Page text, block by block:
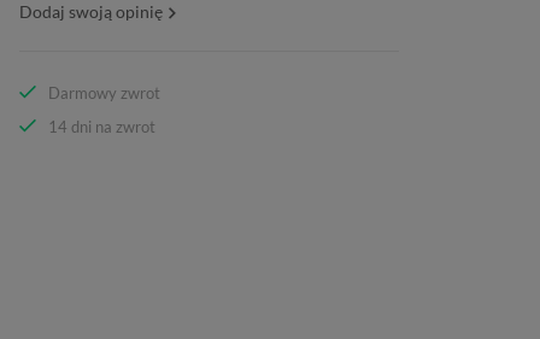
Dodaj swoją opinię
Darmowy zwrot
14 dni na zwrot